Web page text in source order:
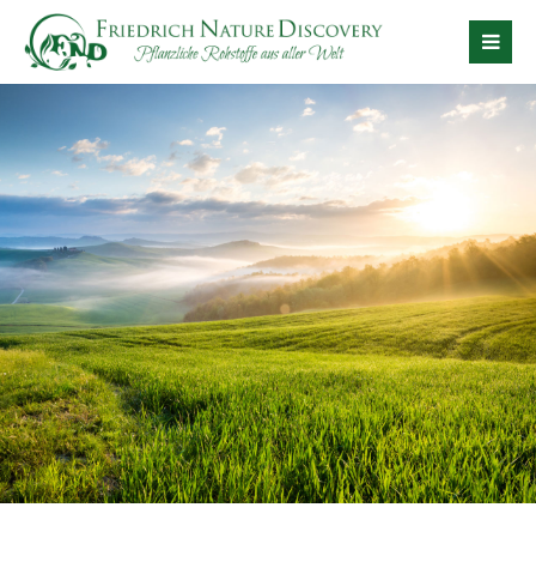
Der Eintrag "offcanvas-col1" existiert leider nicht.
Der Eintrag "offcanvas-col2" existiert leider nicht.
Der Eintrag "offcanvas-col3" existiert leider nicht.
Der Eintrag "offcanvas-col4" existiert leider nicht.